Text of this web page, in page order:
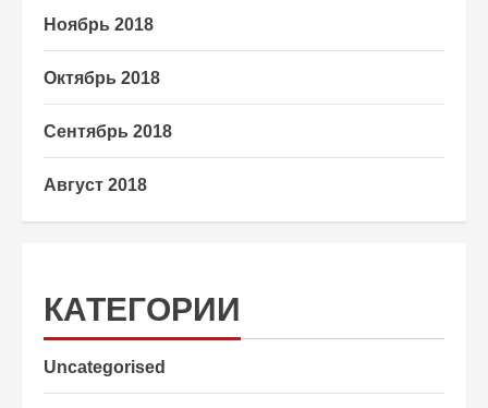
Ноябрь 2018
Октябрь 2018
Сентябрь 2018
Август 2018
КАТЕГОРИИ
Uncategorised